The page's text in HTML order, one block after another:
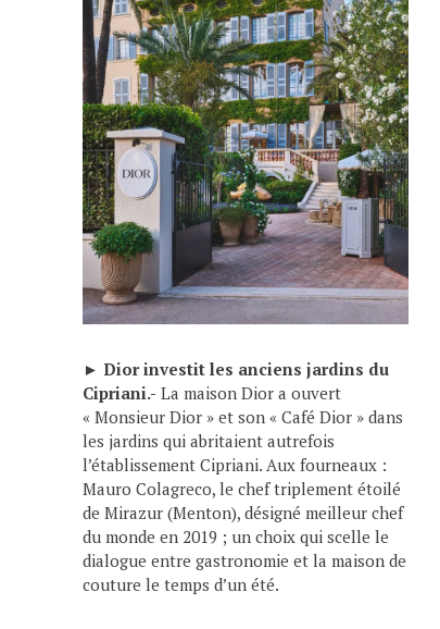
► Dior investit les anciens jardins du
Cipriani.- La maison Dior a ouvert
« Monsieur Dior » et son « Café Dior » dans
les jardins qui abritaient autrefois
l’établissement Cipriani. Aux fourneaux :
Mauro Colagreco, le chef triplement étoilé
de Mirazur (Menton), désigné meilleur chef
du monde en 2019 ; un choix qui scelle le
dialogue entre gastronomie et la maison de
couture le temps d’un été.